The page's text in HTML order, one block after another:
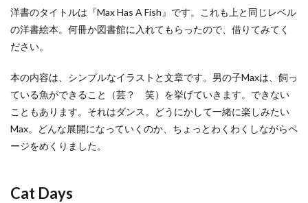
洋書のタイトルは『Max Has A Fish』です。これも上と同じレベル
の洋書絵本。何冊か図書館に入れてもらったので、借りてみてく
ださい。
本の内容は、シンプルなイラストと文章です。男の子Maxは、飼っ
ている魚ができること（芸？ 笑）を挙げていきます。できない
こともあります。それはダンス。どうにかして一緒に楽しみたい
Max。どんな展開になっていくのか、ちょっとわくわくしながらペ
ージをめくりました。
Cat Days